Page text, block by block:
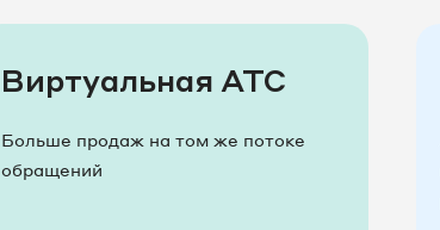
Виртуальная АТС
Больше продаж на том же потоке
обращений